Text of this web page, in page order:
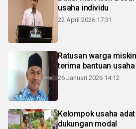
usaha individu
22 April 2026 17:31
Ratusan warga
terima bantuan
26 Januari 2026 14:12
Kelompok usaha
dukungan modal